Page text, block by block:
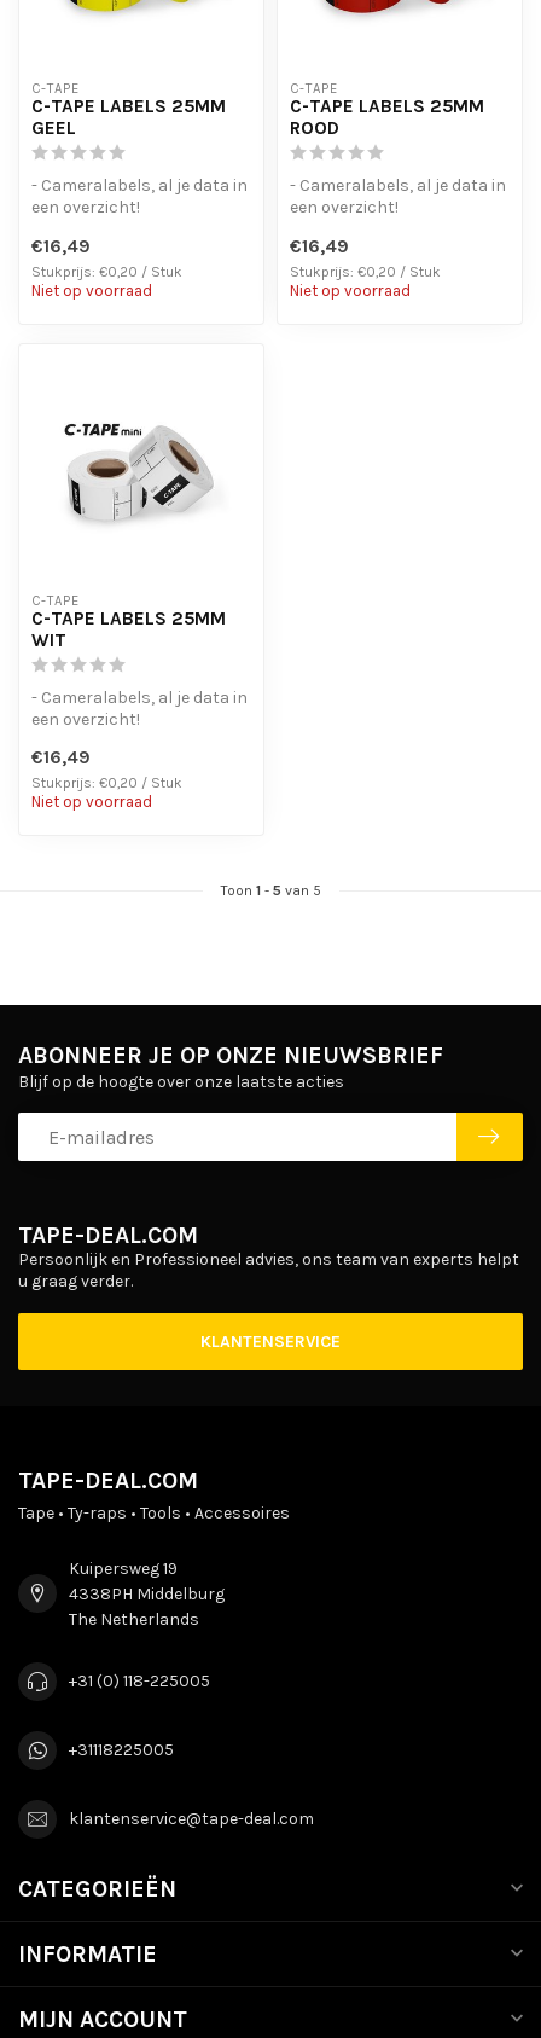
C-TAPE
C-TAPE LABELS 25MM
GEEL
- Cameralabels, al je data in
een overzicht!
achter bij ...
€16,49
Stukprijs: €0,20 / Stuk
Niet op voorraad
C-TAPE
C-TAPE LABELS 25MM
ROOD
- Cameralabels, al je data in
een overzicht!
achter bij ...
€16,49
Stukprijs: €0,20 / Stuk
Niet op voorraad
C-TAPE
C-TAPE LABELS 25MM
WIT
- Cameralabels, al je data in
een overzicht!
achter bij ...
€16,49
Stukprijs: €0,20 / Stuk
Niet op voorraad
Toon 1- 5 van 5
TAPE-DEAL.COM
Persoonlijk en Professioneel advies, ons team van experts helpt
u graag verder.
KLANTENSERVICE
ABONNEER JE OP ONZE NIEUWSBRIEF
Blijf op de hoogte over onze laatste acties
TAPE-DEAL.COM
Tape • Ty-raps • Tools • Accessoires
Kuipersweg 19
4338PH Middelburg
The Netherlands
+31 (0) 118-225005
+31118225005
klantenservice@tape-deal.com
CATEGORIEËN
INFORMATIE
MIJN ACCOUNT